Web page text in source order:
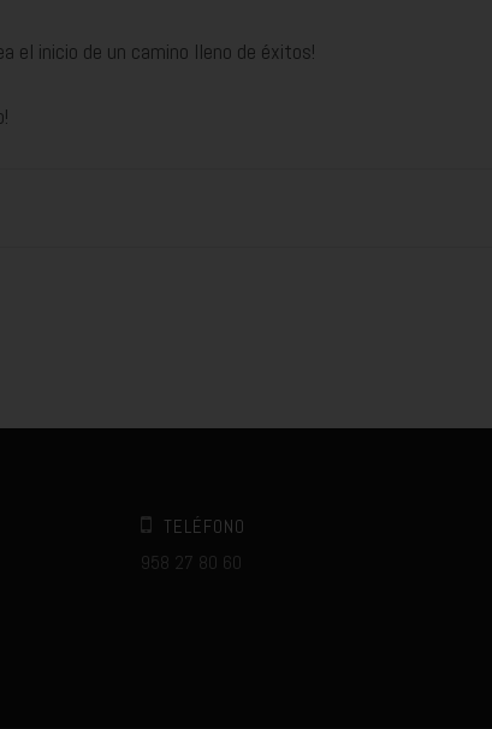
el inicio de un camino lleno de éxitos!
TELÉFONO
958 27 80 60